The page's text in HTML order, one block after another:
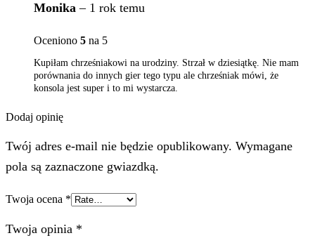
Monika– 1 rok temu
Oceniono 5 na 5
Kupiłam chrześniakowi na urodziny. Strzał w dziesiątkę. Nie mam
porównania do innych gier tego typu ale chrześniak mówi, że
konsola jest super i to mi wystarcza.
Dodaj opinię
Twój adres e-mail nie będzie opublikowany. Wymagane
pola są zaznaczone gwiazdką.
Twoja ocena *
Twoja opinia *